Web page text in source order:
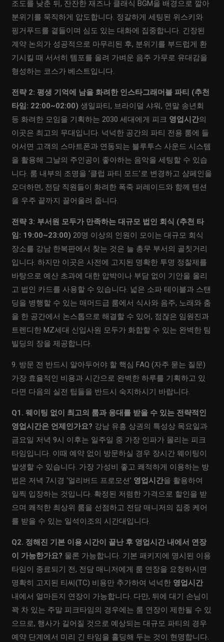
조도를 낮춘 뒤, 잔잔한 재즈나 클래식 BGM을 배경으로 깔아
분위기를 묵직하게 압도합니다. 정갈하게 세팅된 위스키와
핑거푸드를 곁들이며 심도 있는 대화에 집중합니다. 긴장된
계약 논의가 성공적으로 마무리된 후, 분위기를 부드럽게 환
기시킬 때 서서히 템포를 올려 가벼운 음주 가무로 유대감을
형성하는 코스가 베스트입니다.
전략 2: 평생 기억에 남을 화려한 인스타그래머블 파티 (추천
타임: 22:00~02:00) 생일파티, 브라이덜 샤워, 연말 송년회
등 화려한 모임을 기획하는 2030 세대에게 피크 영업시간의
이곳은 최고의 무대입니다. 넉넉한 공간의 파티 전용 룸에 들
어서면 고객의 스마트폰과 연동되는 블루투스 사운드 시스템
을 활용해 그날의 주인공이 좋아하는 음악을 세팅할 수 있습
니다. 룸 내부의 조명을 ‘클럽 파티 모드’로 변경하고 샴페인을
오더하면, 전담 직원들이 화려한 폭죽 퍼레이드와 함께 텐션
을 우주 끝까지 끌어올려 줍니다.
전략 3: 부서원 모두가 만족하는 대규모 법인 회식 (추천 타
임: 19:00~23:00) 20명 이상의 인원이 모이는 대규모 회식
장소를 강남 한복판에서 찾는 것은 늘 총무 부서의 골칫거리
입니다. 하지만 이곳은 사전에 고지된 명확한 투명 정찰제를
바탕으로 예산 초과에 대한 압박이나 부담 없이 기안을 올리
고 법인 카드를 사용할 수 있습니다. 넓은 소파 테이블과 스탠
딩을 병행할 수 있는 매머드급 룸에서 식사와 음주, 노래와 춤
을 한 공간에서 논스톱으로 해결할 수 있어, 점잖은 임원진과
트렌디한 MZ세대 신입사원 모두가 화합할 수 있는 완벽한 팀
빌딩의 장을 제공합니다.
9. 방문 전 반드시 알아두어야 할 핵심 FAQ (자주 묻는 질문)
가장 효율적인 비용과 시간으로 완벽한 하루를 기획하고 있
다면 다음의 실전 팁들을 반드시 숙지하시기 바랍니다.
Q1. 웨이팅 없이 최고의 룸과 응대를 받을 수 있는 전략적인
영업시간은 언제인가요? 강남 유흥 상권의 특성상 목요일과
금요일 저녁 9시 이후는 일주일 중 가장 인파가 몰리는 피크
타임입니다. 이때 예약 없이 방문하실 경우 장시간 웨이팅이
발생할 수 있습니다. 가장 가성비 좋고 쾌적하게 이용하는 방
법은 저녁 7시경 ‘얼리버드 프로모션’ 영업시간을 활용하여
일찍 입장하는 것입니다. 확정된 저렴한 가격으로 할인을 받
으며 쾌적한 최상위 룸을 선점하고 전담 매니저의 집중 케어
를 받을 수 있는 일석이조의 시간대입니다.
Q2. 정해진 기본 이용 시간이 끝난 후 영업시간 내에서 연장
이 가능한가요? 물론 가능합니다. 기본 패키지에 명시된 이용
타임이 종료되기 전, 전담 매니저에게 룸 연장을 요청하시면
명확히 고지된 티씨(TC) 비용만 추가하여 넉넉한 영업시간
내에서 얼마든지 연장이 가능합니다. 다만, 뒤에 대기 손님이
꽉 차 있는 주말 피크타임의 경우에는 룸 연장이 제한될 수 있
으므로, 행사가 길어질 것으로 예상되는 대규모 파티의 경우
예약 단계에서 미리 긴 타임을 홀딩해 두는 것이 현명합니다.